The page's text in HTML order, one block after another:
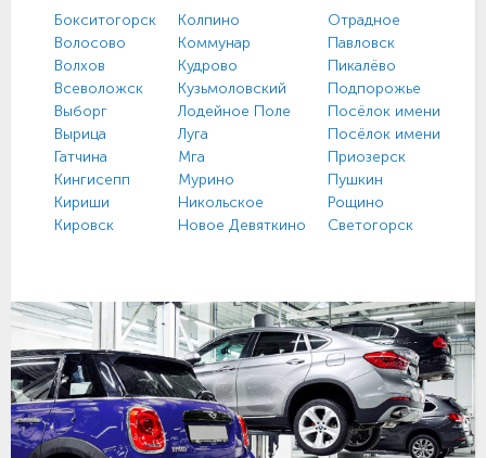
Бокситогорск
Волосово
Волхов
Всеволожск
Выборг
Вырица
Гатчина
Кингисепп
Кириши
Кировск
Колпино
Коммунар
Кудрово
Кузьмоловский
Лодейное Поле
Луга
Мга
Мурино
Никольское
Новое Девяткино
Отрадное
Павловск
Пикалёво
Подпорожье
Посёлок имени
Посёлок имени
Приозерск
Пушкин
Рощино
Светогорск